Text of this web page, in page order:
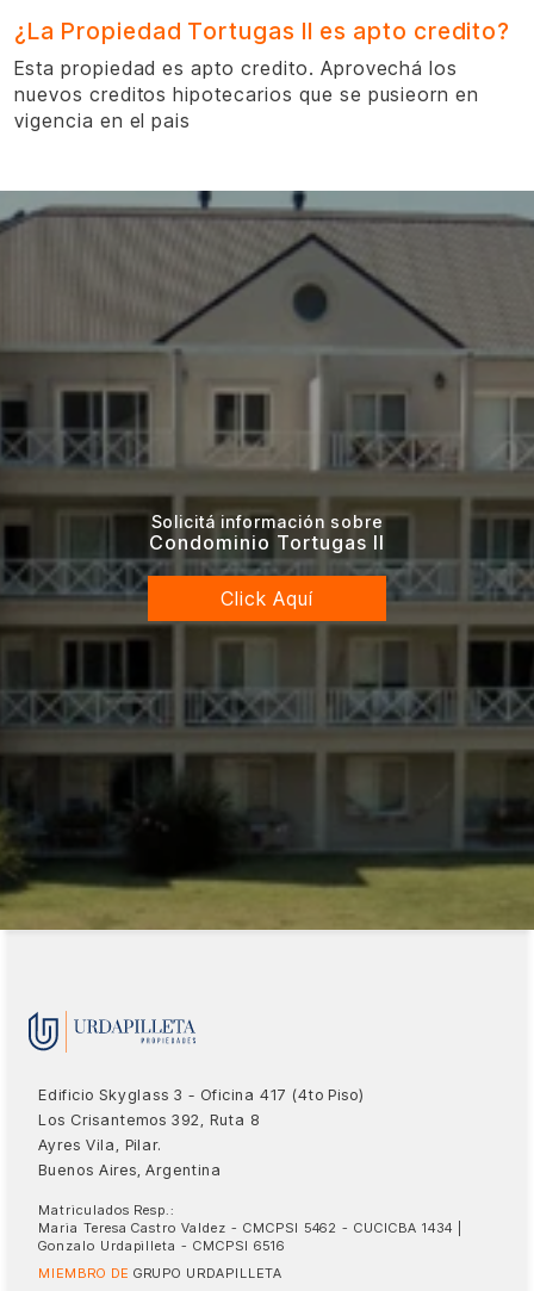
¿La Propiedad Tortugas II es apto credito?
Esta propiedad es apto credito. Aprovechá los
nuevos creditos hipotecarios que se pusieorn en
vigencia en el pais
Solicitá información sobre
Condominio Tortugas II
Click Aquí
Edificio Skyglass 3 - Oficina 417 (4to Piso)
Los Crisantemos 392, Ruta 8
Ayres Vila, Pilar.
Buenos Aires, Argentina
Matriculados Resp.:
Maria Teresa Castro Valdez - CMCPSI 5462 - CUCICBA 1434 |
Gonzalo Urdapilleta - CMCPSI 6516
MIEMBRO DE GRUPO URDAPILLETA